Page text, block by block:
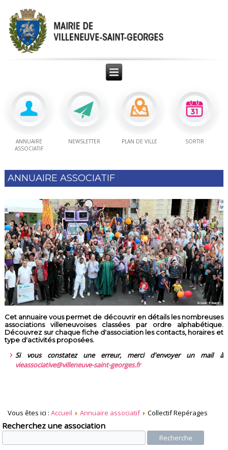
ANNUAIRE
ASSOCIATIF
NEWSLETTER PLAN DE VILLE SORTIR
ANNUAIRE ASSOCIATIF
Cet annuaire vous permet de découvrir en détails les nombreuses
associations villeneuvoises classées par ordre alphabétique.
Découvrez sur chaque fiche d'association les contacts, horaires et
type d'activités proposées.
Si vous constatez une erreur, merci d'envoyer un mail à
vieassociative@villeneuve-saint-georges.fr
Vous êtes ici :Accueil Annuaire associatif Collectif Repérages
Recherchez une association
Recherche